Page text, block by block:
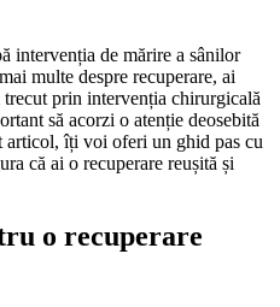
intervenția de mărire a sânilor
multe despre recuperare, ai
prin intervenția chirurgicală
să acorzi o atenție deosebită
articol, îți voi oferi un ghid pas cu
că ai o recuperare reușită și
o recuperare